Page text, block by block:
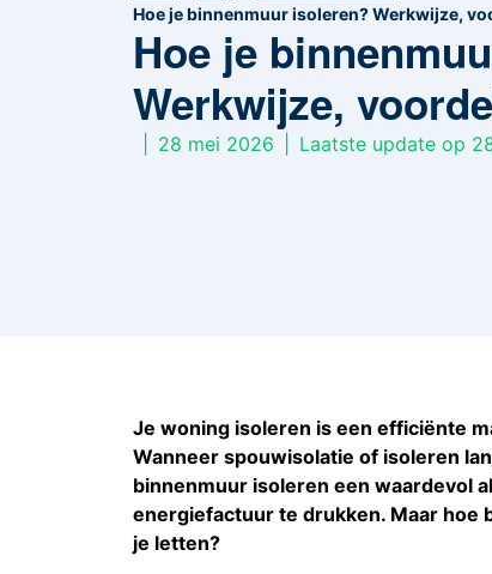
Hoe je binnenmuur isoleren? Werkwijze,
Hoe je
Werkwijze,
28 mei 2026 Laatste update op
Je woning isoleren is een efficiënte
Wanneer spouwisolatie of isoleren
binnenmuur isoleren een waardevol
energiefactuur te drukken. Maar hoe
je letten?